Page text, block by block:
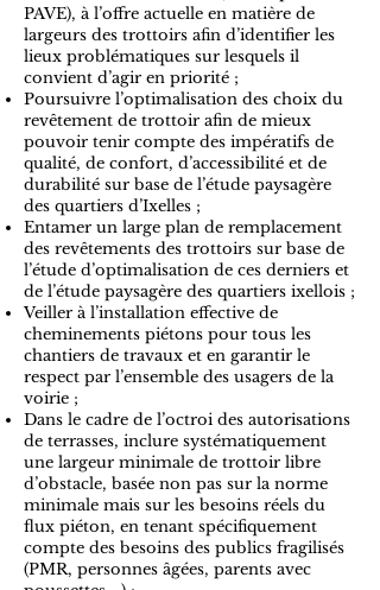
PAVE), à l’offre actuelle en matière de
largeurs des trottoirs afin d’identifier les
lieux problématiques sur lesquels il
convient d’agir en priorité ;
Poursuivre l’optimalisation des choix du
revêtement de trottoir afin de mieux
pouvoir tenir compte des impératifs de
qualité, de confort, d’accessibilité et de
durabilité sur base de l’étude paysagère
des quartiers d’Ixelles ;
Entamer un large plan de remplacement
des revêtements des trottoirs sur base de
l’étude d’optimalisation de ces derniers et
de l’étude paysagère des quartiers ixellois ;
Veiller à l’installation effective de
cheminements piétons pour tous les
chantiers de travaux et en garantir le
respect par l’ensemble des usagers de la
voirie ;
Dans le cadre de l’octroi des autorisations
de terrasses, inclure systématiquement
une largeur minimale de trottoir libre
d’obstacle, basée non pas sur la norme
minimale mais sur les besoins réels du
flux piéton, en tenant spécifiquement
compte des besoins des publics fragilisés
(PMR, personnes âgées, parents avec